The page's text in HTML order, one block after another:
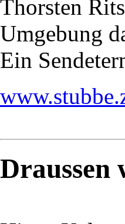
Thorsten
Umgebung
Ein
Draussen